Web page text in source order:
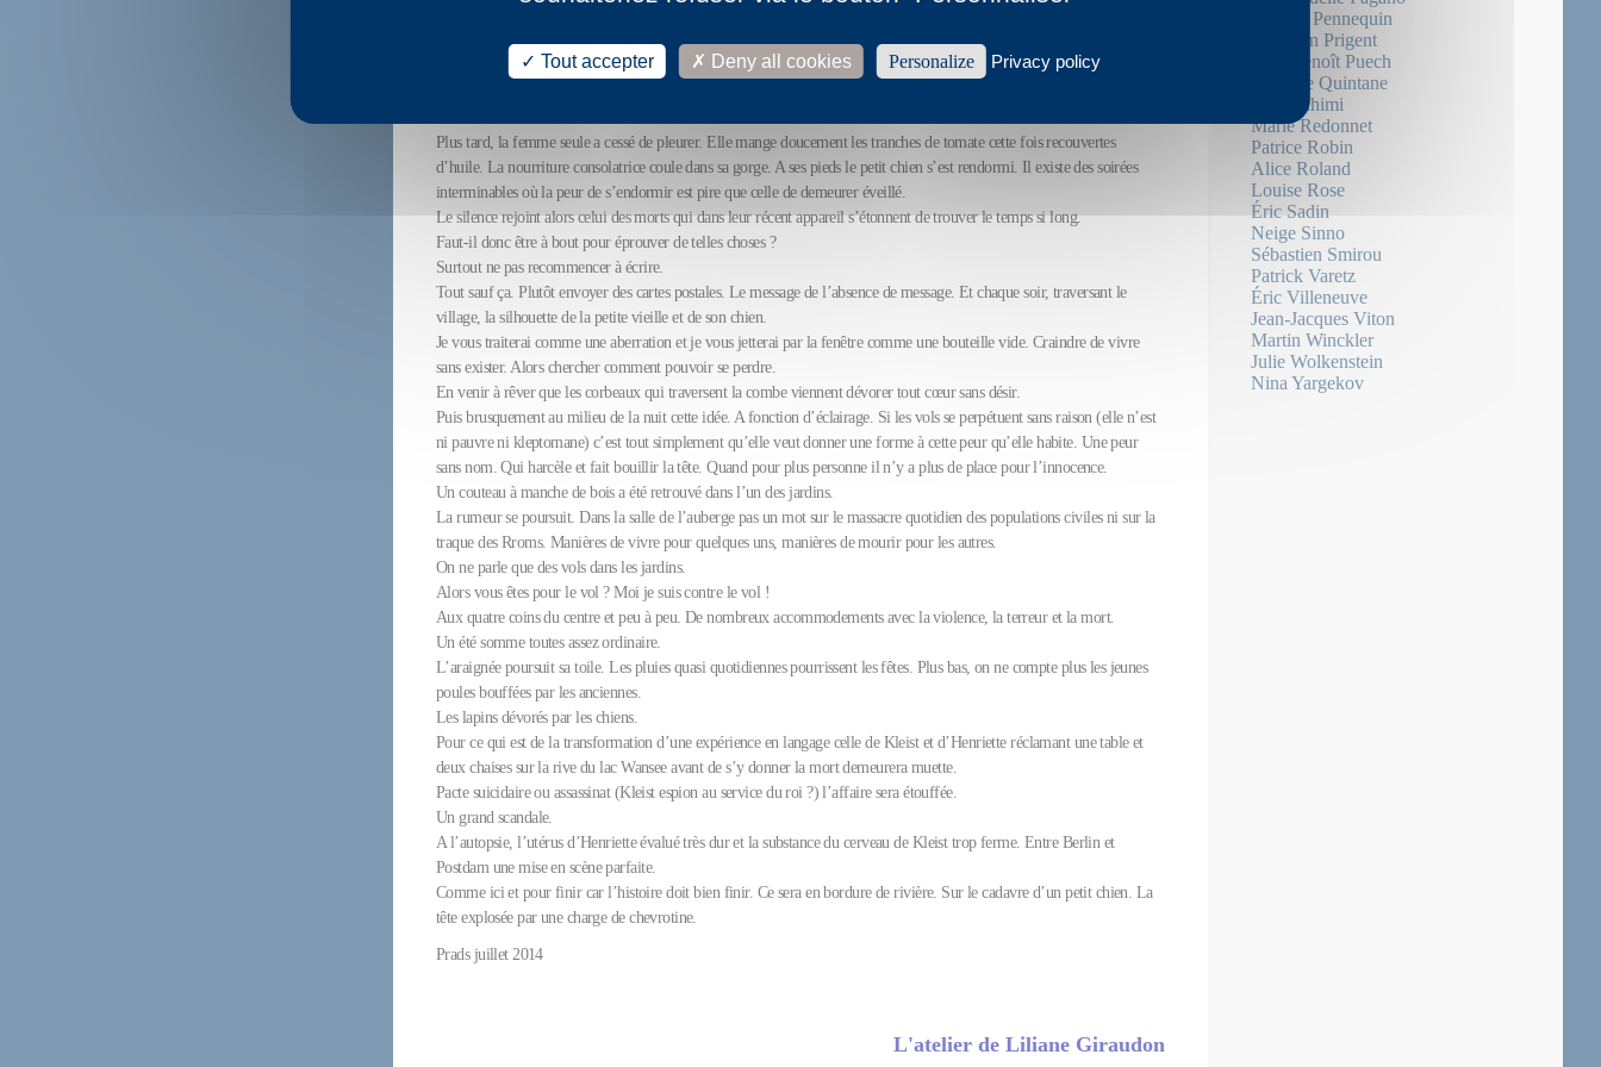
Kleist retrouve cette sensation d’étranglement qui l’avait assailli à son retour de Mayence. Que vous arrive-t-il ? Ce
n’est rien. Une inquiétude passagère. Des images qui traversent. Personne ne voit les ongles de Kleist s’enfoncer dans la
Plus tard, la femme seule a cessé de pleurer. Elle mange doucement les tranches de tomate cette fois recouvertes
d’huile. La nourriture consolatrice coule dans sa gorge. A ses pieds le petit chien s’est rendormi. Il existe des soirées
interminables où la peur de s’endormir est pire que celle de demeurer éveillé.
Le silence rejoint alors celui des morts qui dans leur récent appareil s’étonnent de trouver le temps si long.
Faut-il donc être à bout pour éprouver de telles choses ?
Surtout ne pas recommencer à écrire.
Tout sauf ça. Plutôt envoyer des cartes postales. Le message de l’absence de message. Et chaque soir, traversant le
village, la silhouette de la petite vieille et de son chien.
Je vous traiterai comme une aberration et je vous jetterai par la fenêtre comme une bouteille vide. Craindre de vivre
sans exister. Alors chercher comment pouvoir se perdre.
En venir à rêver que les corbeaux qui traversent la combe viennent dévorer tout cœur sans désir.
Puis brusquement au milieu de la nuit cette idée. A fonction d’éclairage. Si les vols se perpétuent sans raison (elle n’est
ni pauvre ni kleptomane) c’est tout simplement qu’elle veut donner une forme à cette peur qu’elle habite. Une peur
sans nom. Qui harcèle et fait bouillir la tête. Quand pour plus personne il n’y a plus de place pour l’innocence.
Un couteau à manche de bois a été retrouvé dans l’un des jardins.
La rumeur se poursuit. Dans la salle de l’auberge pas un mot sur le massacre quotidien des populations civiles ni sur la
traque des Rroms. Manières de vivre pour quelques uns, manières de mourir pour les autres.
On ne parle que des vols dans les jardins.
Alors vous êtes pour le vol ? Moi je suis contre le vol !
Aux quatre coins du centre et peu à peu. De nombreux accommodements avec la violence, la terreur et la mort.
Un été somme toutes assez ordinaire.
L’araignée poursuit sa toile. Les pluies quasi quotidiennes pourrissent les fêtes. Plus bas, on ne compte plus les jeunes
poules bouffées par les anciennes.
Les lapins dévorés par les chiens.
Pour ce qui est de la transformation d’une expérience en langage celle de Kleist et d’Henriette réclamant une table et
deux chaises sur la rive du lac Wansee avant de s’y donner la mort demeurera muette.
Pacte suicidaire ou assassinat (Kleist espion au service du roi ?) l’affaire sera étouffée.
Un grand scandale.
A l’autopsie, l’utérus d’Henriette évalué très dur et la substance du cerveau de Kleist trop ferme. Entre Berlin et
Postdam une mise en scène parfaite.
Comme ici et pour finir car l’histoire doit bien finir. Ce sera en bordure de rivière. Sur le cadavre d’un petit chien. La
tête explosée par une charge de chevrotine.
Prads juillet 2014
L'atelier de Liliane Giraudon
Charles Pennequin
Christian Prigent
Jean-Benoît Puech
Nathalie Quintane
Atiq Rahimi
Marie Redonnet
Patrice Robin
Alice Roland
Louise Rose
Éric Sadin
Neige Sinno
Sébastien Smirou
Patrick Varetz
Éric Villeneuve
Jean-Jacques Viton
Martin Winckler
Julie Wolkenstein
Nina Yargekov
Tout accepter Deny all cookies Personalize Privacy policy